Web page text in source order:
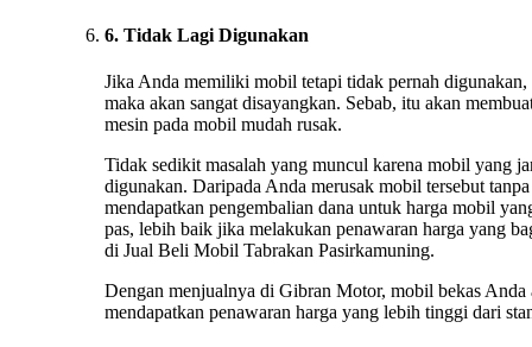
6. Tidak Lagi Digunakan
Jika Anda memiliki mobil tetapi tidak pernah digunakan,
maka akan sangat disayangkan. Sebab, itu akan
mesin pada mobil mudah rusak.
Tidak sedikit masalah yang muncul karena mobil yang
digunakan. Daripada Anda merusak mobil tersebut tanpa
mendapatkan pengembalian dana untuk harga mobil
pas, lebih baik jika melakukan penawaran harga yang
di Jual Beli Mobil Tabrakan Pasirkamuning.
Dengan menjualnya di Gibran Motor, mobil bekas Anda
mendapatkan penawaran harga yang lebih tinggi dari